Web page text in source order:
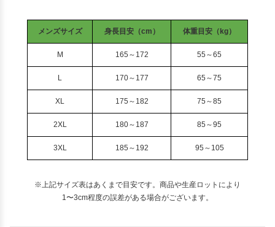
メンズサイズ 身長目安（cm） 体重目安（kg）
M 165～172 55～65
L 170～177 65～75
XL 175～182 75～85
2XL 180～187 85～95
3XL 185～192 95～105
※上記サイズ表はあくまで目安です。商品や生産ロットにより
1〜3cm程度の誤差がある場合がございます。